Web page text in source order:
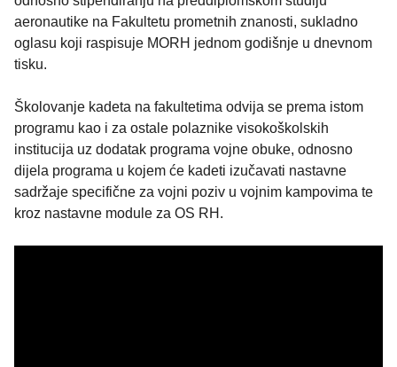
aeronautike na Fakultetu prometnih znanosti, sukladno
oglasu koji raspisuje MORH jednom godišnje u dnevnom
tisku.
Školovanje kadeta na fakultetima odvija se prema istom
programu kao i za ostale polaznike visokoškolskih
institucija uz dodatak programa vojne obuke, odnosno
dijela programa u kojem će kadeti izučavati nastavne
sadržaje specifične za vojni poziv u vojnim kampovima te
kroz nastavne module za OS RH.